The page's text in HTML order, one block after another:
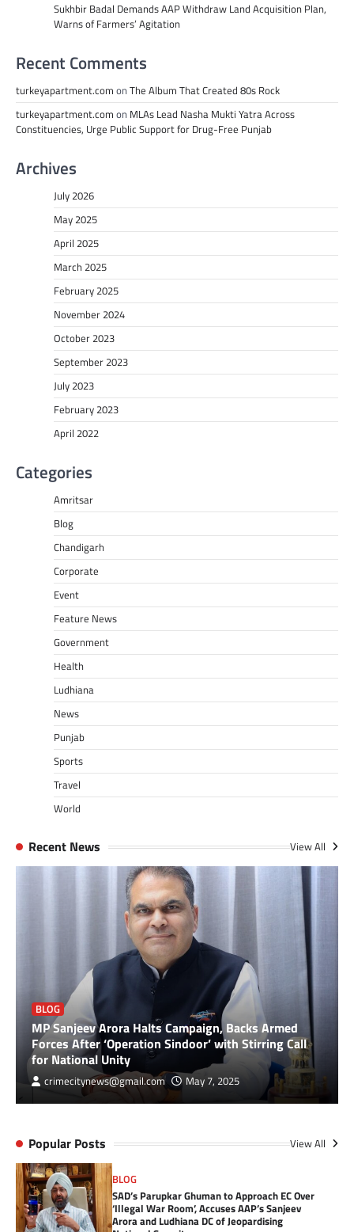
Sukhbir Badal Demands AAP Withdraw Land Acquisition Plan,
Warns of Farmers’ Agitation
Recent Comments
turkeyapartment.com on The Album That Created 80s Rock
turkeyapartment.com on MLAs Lead Nasha Mukti Yatra Across
Constituencies, Urge Public Support for Drug-Free Punjab
Archives
July 2026
May 2025
April 2025
March 2025
February 2025
November 2024
October 2023
September 2023
July 2023
February 2023
April 2022
Categories
Amritsar
Blog
Chandigarh
Corporate
Event
Feature News
Government
Health
Ludhiana
News
Punjab
Sports
Travel
World
Recent News View All
BLOG
MP Sanjeev Arora Halts Campaign, Backs Armed
Forces After ‘Operation Sindoor’ with Stirring Call
for National Unity
crimecitynews@gmail.com May 7, 2025
Popular Posts View All
BLOG
SAD’s Parupkar Ghuman to Approach EC Over
‘Illegal War Room’, Accuses AAP’s Sanjeev
Arora and Ludhiana DC of Jeopardising